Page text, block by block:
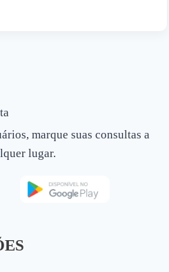
marque suas consultas a
lugar.